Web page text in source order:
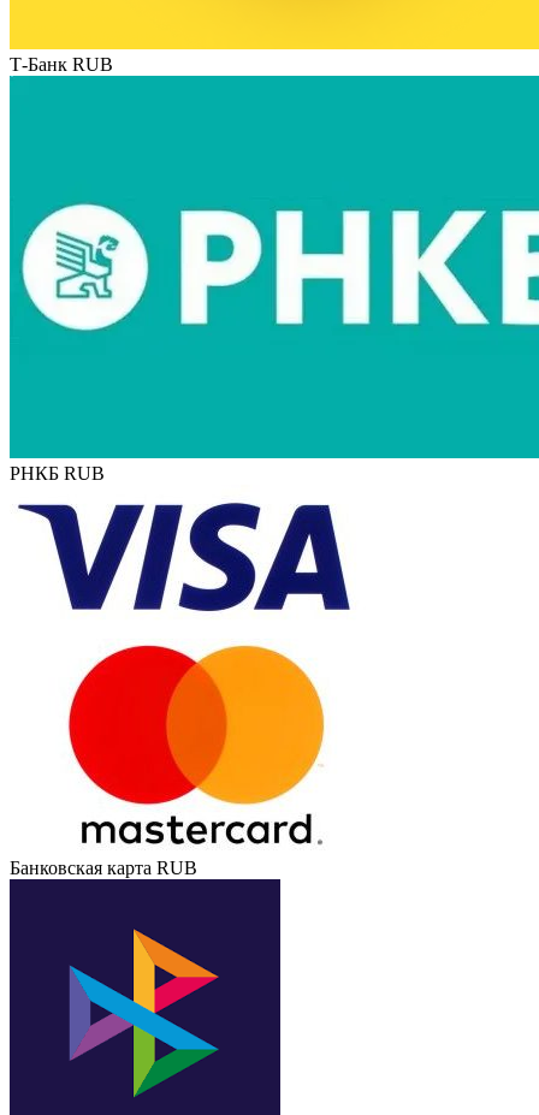
Т-Банк RUB
РНКБ RUB
Банковская карта RUB